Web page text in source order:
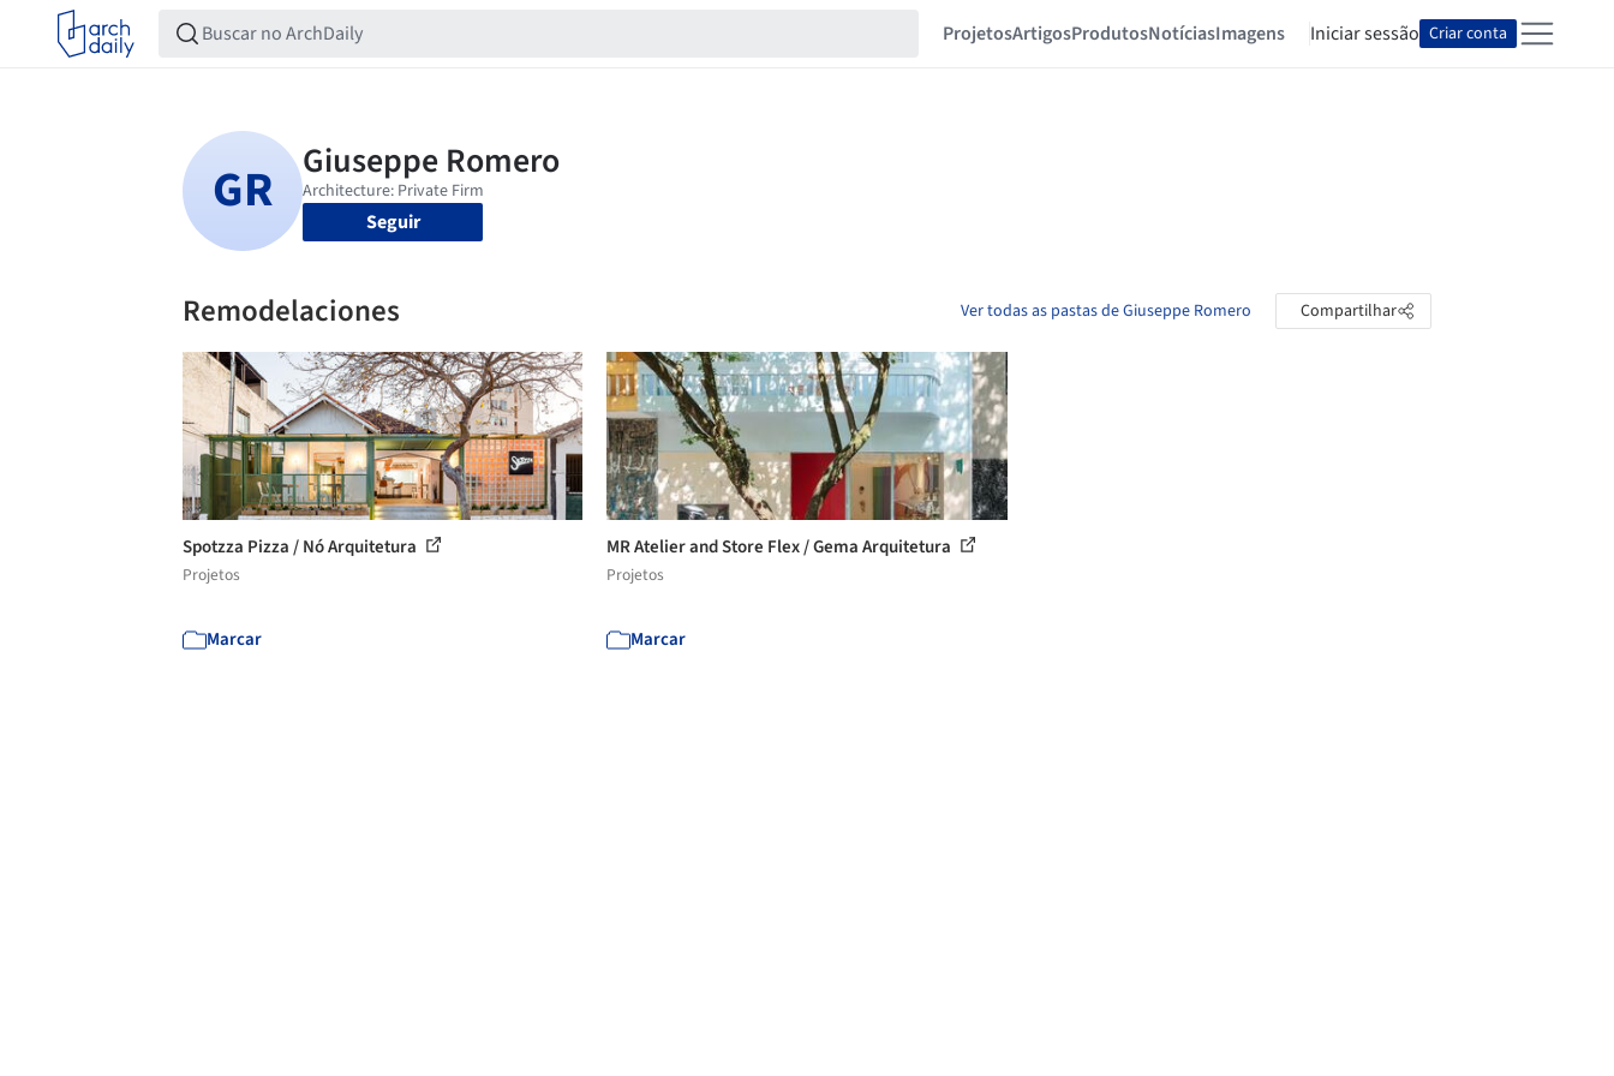
ProjetosArtigosProdutosNotíciasImagens Iniciar sessão Criar conta
Seguir
Remodelaciones Ver todas as pastas de Giuseppe Romero Compartilhar
Spotzza Pizza / Nó Arquitetura
Projetos
Marcar
MR Atelier and Store Flex / Gema Arquitetura
Projetos
Marcar